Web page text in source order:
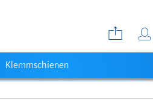
Klemmschienen